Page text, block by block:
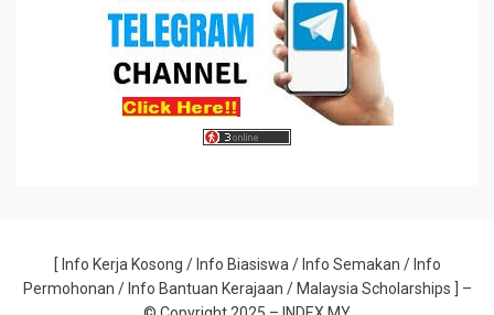
[ Info Kerja Kosong / Info Biasiswa / Info Semakan / Info
Permohonan / Info Bantuan Kerajaan / Malaysia Scholarships ] –